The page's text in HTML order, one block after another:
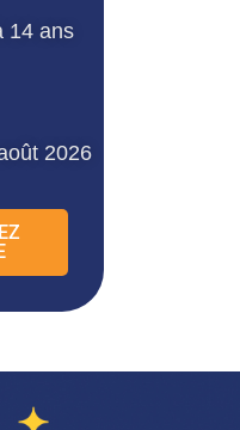
14 ans
2026